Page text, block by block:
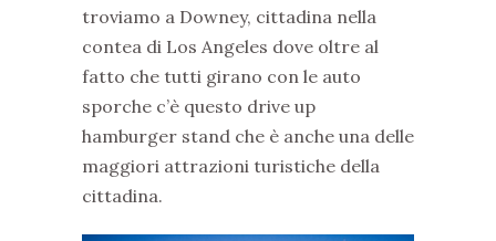
troviamo a Downey, cittadina nella
contea di Los Angeles dove oltre al
fatto che tutti girano con le auto
sporche c’è questo drive up
hamburger stand che è anche una delle
maggiori attrazioni turistiche della
cittadina.